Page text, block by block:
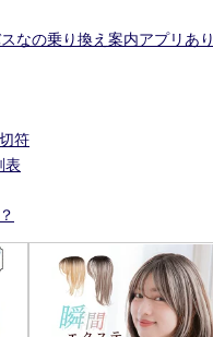
なの乗り換え案内アプリあ
符
表